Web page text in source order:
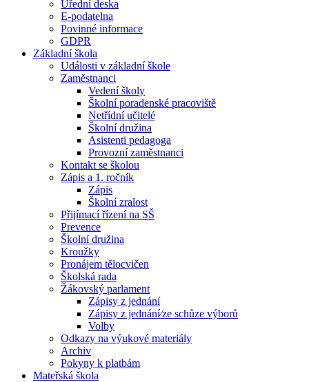
Úřední deska
E-podatelna
Povinné informace
GDPR
Základní škola
Události v základní škole
Zaměstnanci
Vedení školy
Školní poradenské pracoviště
Netřídní učitelé
Školní družina
Asistenti pedagoga
Provozní zaměstnanci
Kontakt se školou
Zápis a 1. ročník
Zápis
Školní zralost
Přijímací řízení na SŠ
Prevence
Školní družina
Kroužky
Pronájem tělocvičen
Školská rada
Žákovský parlament
Zápisy z jednání
Zápisy z jednání⁄ze schůze výborů
Volby
Odkazy na výukové materiály
Archiv
Pokyny k platbám
Mateřská škola